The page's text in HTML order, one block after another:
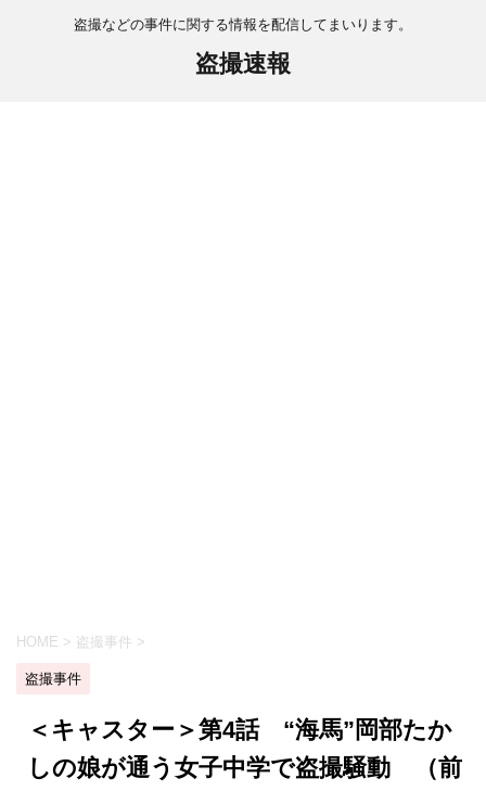
盗撮などの事件に関する情報を配信してまいります。
盗撮速報
HOME > 盗撮事件 >
盗撮事件
＜キャスター＞第4話 “海馬”岡部たか
しの娘が通う女子中学で盗撮騒動 （前